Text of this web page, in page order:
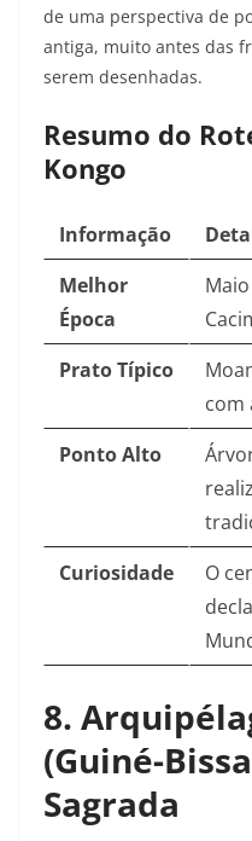
de uma perspectiva de
antiga, muito antes das
serem desenhadas.
Resumo do
Kongo
Informação
Melhor
Época
Prato Típico
com
Ponto Alto
Curiosidade
O
8.
(Guiné-
Sagrada